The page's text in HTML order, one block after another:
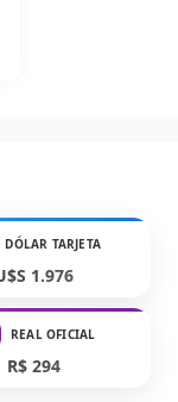
DÓLAR TARJETA
1.976
REAL OFICIAL
R$ 294